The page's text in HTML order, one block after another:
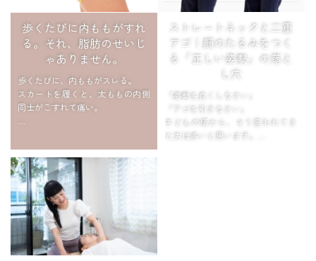
歩くたびに内ももがすれ
る。それ、脂肪のせいじ
ゃありません。
歩くたびに、内ももがスレる。
スカートを履くと、太ももの内側
同士がこすれて痛い。
てるから……？」
そう思っている方、とても多いで
す。
でも、ちょっと待ってください。
本当...
ストレートネックと二重
アゴ｜顔のたるみをつく
る「正しい姿勢」の落と
し穴
「姿勢を良くしなさい」
「アゴを引きなさい」
子どもの頃から、そう言われてき
た方は多いと思います。